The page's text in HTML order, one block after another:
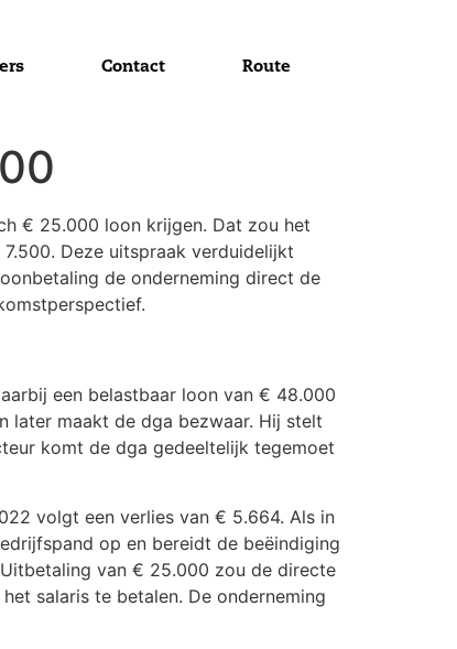
Contact Route
€ 25.000 loon krijgen. Dat zou het
Deze uitspraak verduidelijkt
de onderneming direct de
een belastbaar loon van € 48.000
later maakt de dga bezwaar. Hij stelt
komt de dga gedeeltelijk tegemoet
volgt een verlies van € 5.664. Als in
op en bereidt de beëindiging
van € 25.000 zou de directe
salaris te betalen. De onderneming